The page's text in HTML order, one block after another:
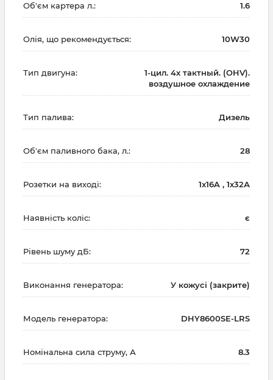
Об'єм картера л.: 1.6
Олія, що рекомендується: 10W30
Тип двигуна:
1-цил. 4х тактный. (OHV).
воздушное охлаждение
Тип палива: Дизель
Об'єм паливного бака, л.: 28
Розетки на виході: 1x16A , 1х32А
Наявність коліс: є
Рівень шуму дБ: 72
Виконання генератора: У кожусі (закрите)
Модель генератора: DHY8600SE-LRS
Номінальна сила струму, А 8.3